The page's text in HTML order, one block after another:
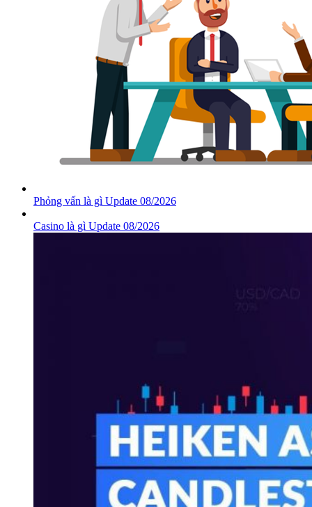
Phỏng vấn là gì Update 08/2026
Casino là gì Update 08/2026